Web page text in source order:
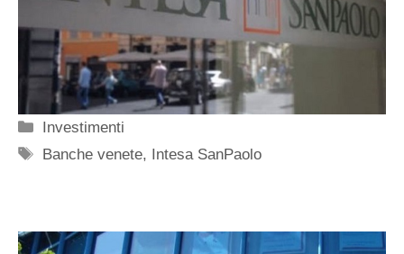
Categorie
Investimenti
Tag
Banche venete, Intesa SanPaolo